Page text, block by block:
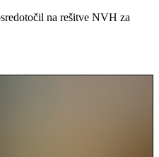
na rešitve NVH za